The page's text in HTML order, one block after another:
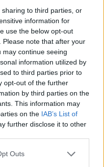
to third parties, or
information for
use the below opt-out
note that after your
continue seeing
information utilized by
to third parties prior to
opt-out of the further
by third parties on the
This information may
on the IAB’s List of
further disclose it to other
uses one or more Google
Outs
várták...”
első világháborús